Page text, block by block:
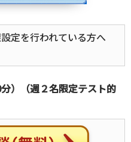
定を行われている方へ
）（週２名限定テスト的